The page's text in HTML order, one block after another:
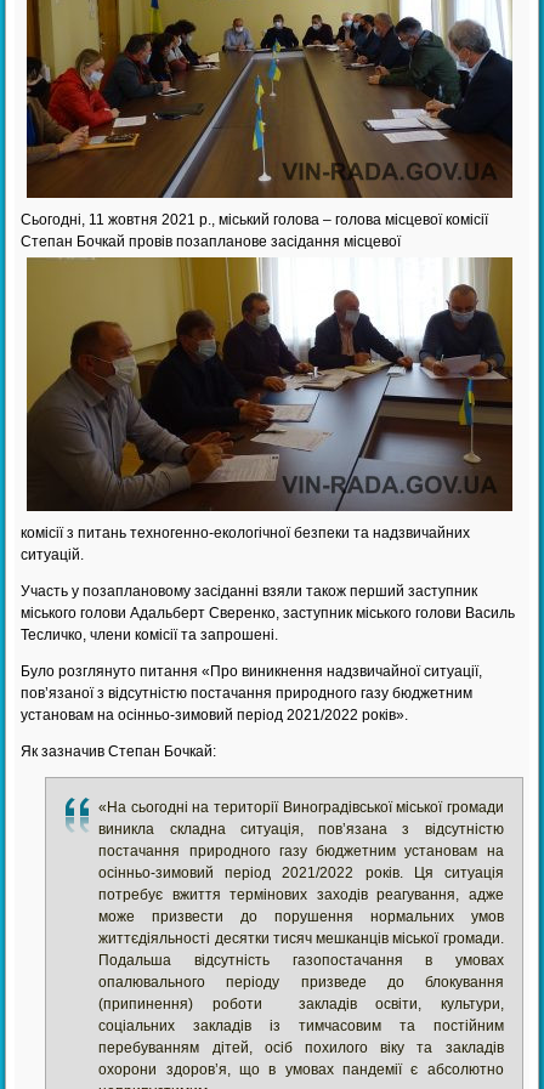
Сьогодні, 11 жовтня 2021 р., міський голова – голова місцевої комісії
Степан Бочкай провів позапланове засідання місцевої
комісії з питань техногенно-екологічної безпеки та надзвичайних
ситуацій.
Участь у позаплановому засіданні взяли також перший заступник
міського голови Адальберт Сверенко, заступник міського голови Василь
Тесличко, члени комісії та запрошені.
Було розглянуто питання «Про виникнення надзвичайної ситуації,
пов’язаної з відсутністю постачання природного газу бюджетним
установам на осінньо-зимовий період 2021/2022 років».
Як зазначив Степан Бочкай:
«На сьогодні на території Виноградівської міської громади
виникла складна ситуація, пов’язана з відсутністю
постачання природного газу бюджетним установам на
осінньо-зимовий період 2021/2022 років. Ця ситуація
потребує вжиття термінових заходів реагування, адже
може призвести до порушення нормальних умов
життєдіяльності десятки тисяч мешканців міської громади.
Подальша відсутність газопостачання в умовах
опалювального періоду призведе до блокування
(припинення) роботи закладів освіти, культури,
соціальних закладів із тимчасовим та постійним
перебуванням дітей, осіб похилого віку та закладів
охорони здоров’я, що в умовах пандемії є абсолютно